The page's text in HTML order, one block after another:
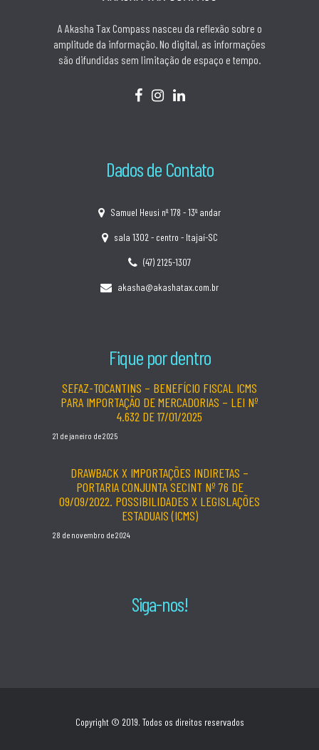
A Akasha Tax Compass nasceu da reflexão sobre o
amplitude da informação. No digital, as informações
são difundidas sem limitação de espaço e tempo.
Dados de Contato
Samuel Heusi nº 178 - 13º andar
sala 1302 - centro - Itajaí-SC
(47) 2125-1307
akasha@akashatax.com.br
Fique por dentro
SEFAZ-TOCANTINS – BENEFÍCIO FISCAL ICMS
PARA IMPORTAÇÃO DE MERCADORIAS – LEI Nº
4.632 DE 17/01/2025
21 de janeiro de 2025
DRAWBACK X IMPORTAÇÕES INDIRETAS –
PORTARIA CONJUNTA SECINT Nº 76 DE
09/09/2022. POSSIBILIDADES X LEGISLAÇÕES
ESTADUAIS (ICMS)
28 de novembro de 2024
Siga-nos!
Copyright © 2019. Todos os direitos reservados